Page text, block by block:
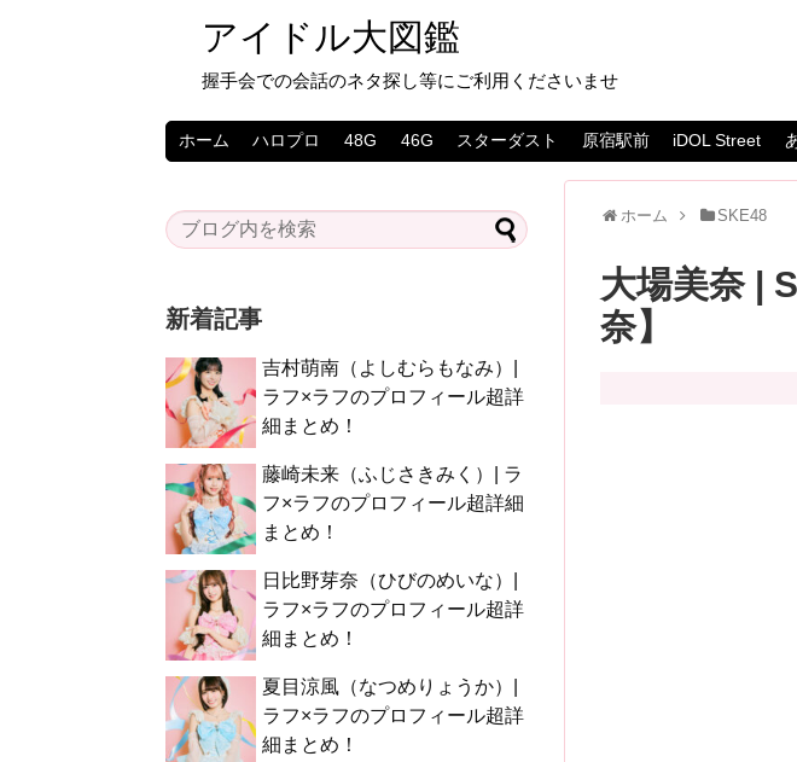
アイドル大図鑑
握手会での会話のネタ探し等にご利用くださいませ
ホーム ハロプロ 48G 46G スターダスト 原宿駅前 iDOL Street
ホーム SKE48
大場美奈 |
奈】
新着記事
吉村萌南（よしむらもなみ）|
ラフ×ラフのプロフィール超詳
細まとめ！
藤崎未来（ふじさきみく）| ラ
フ×ラフのプロフィール超詳細
まとめ！
日比野芽奈（ひびのめいな）|
ラフ×ラフのプロフィール超詳
細まとめ！
夏目涼風（なつめりょうか）|
ラフ×ラフのプロフィール超詳
細まとめ！